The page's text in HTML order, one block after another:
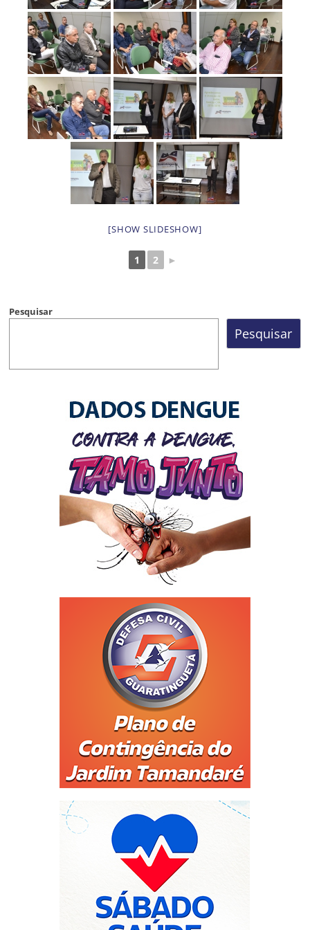
[SHOW SLIDESHOW]
1 2 ►
Pesquisar
Pesquisar